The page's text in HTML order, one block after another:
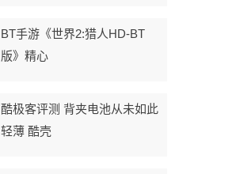
BT手游《世界2:猎人HD-BT
版》精心
酷极客评测 背夹电池从未如此
轻薄 酷壳